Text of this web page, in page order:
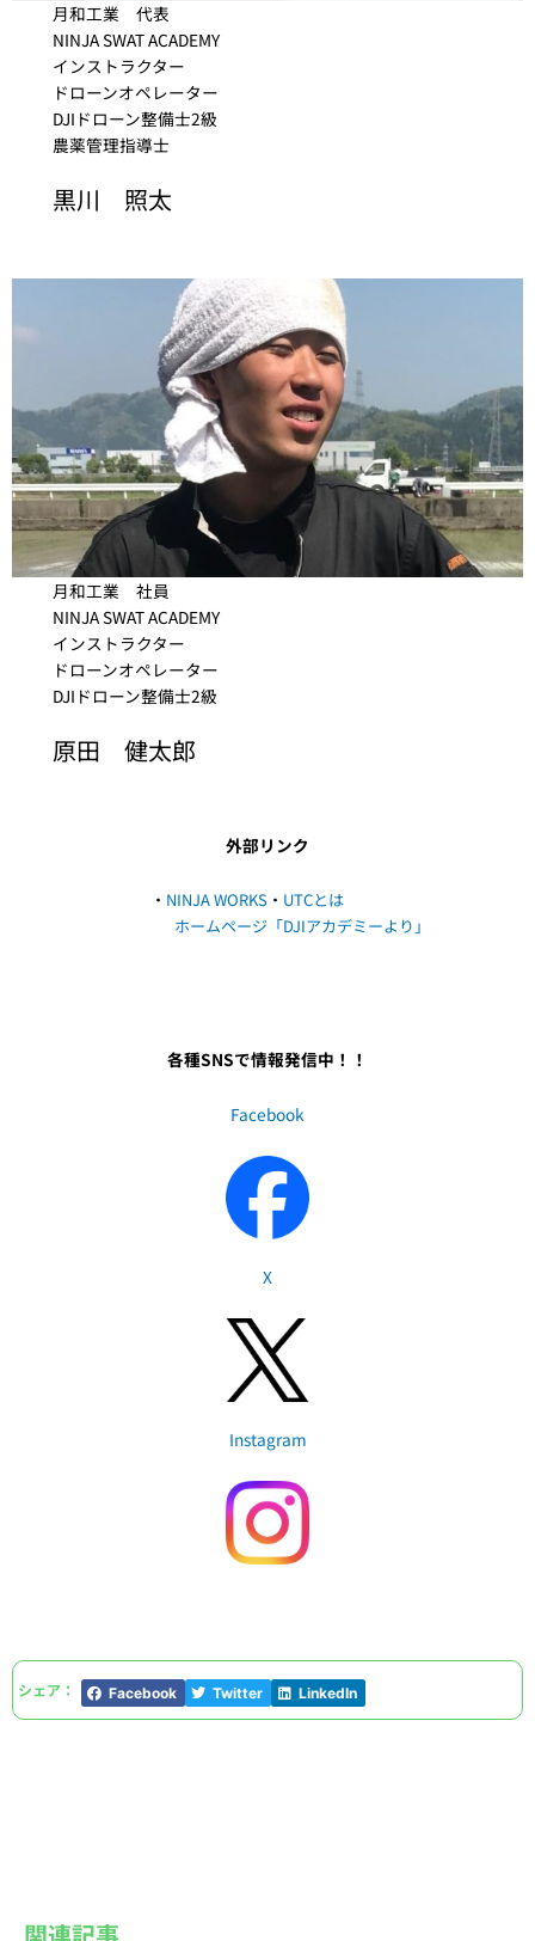
月和工業 代表
NINJA SWAT ACADEMY
インストラクター
ドローンオペレーター
DJIドローン整備士2級
農薬管理指導士
黒川 照太
月和工業 社員
NINJA SWAT ACADEMY
インストラクター
ドローンオペレーター
DJIドローン整備士2級
原田 健太郎
外部リンク
・ NINJA WORKS
ホームページ
・ UTCとは
「DJIアカデミーより」
各種SNSで情報発信中！！
Facebook
X
Instagram
シェア： Facebook Twitter LinkedIn